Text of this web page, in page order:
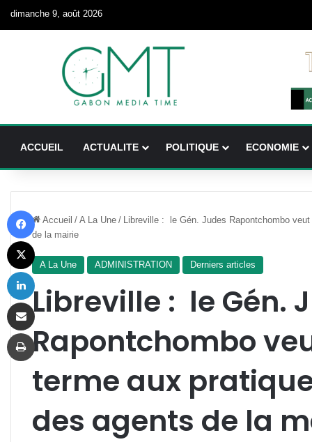
dimanche 9, août 2026
ACCUEIL ACTUALITE POLITIQUE ECONOMIE
Accueil / A La Une / Libreville : le Gén. Judes Rapontchombo
de la mairie
A La Une ADMINISTRATION Derniers articles
Libreville : le Gén.
Rapontchombo
terme aux
des agents de la
X
Linkedin
Imprimer